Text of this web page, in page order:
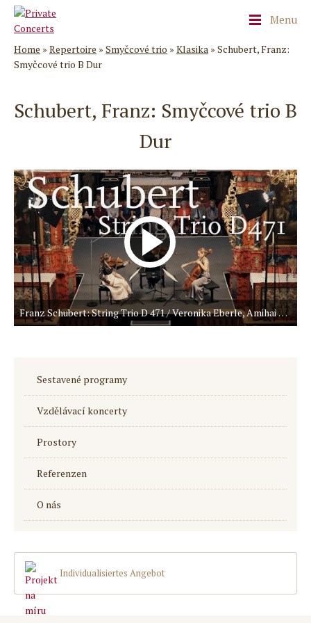
Menu
Home » Repertoire » Smyčcové trio » Klasika » Schubert, Franz:
Smyčcové trio B Dur
Schubert, Franz: Smyčcové trio B
Dur
Franz Schubert: String Trio D 471 / Veronika Eberle, Amihai Grosz, Sol Gabetta
Sestavené programy
Vzdělávací koncerty
Prostory
Referenzen
O nás
Individualisiertes Angebot